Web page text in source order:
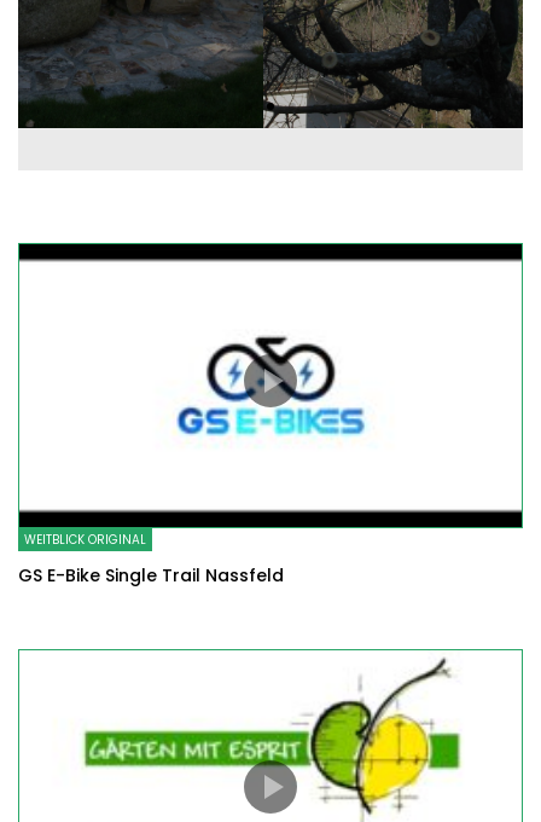
Pflanzenschutzmaßnahmen
getroffen werden.
mehr erfahren
WEITBLICK ORIGINAL
GS E-Bike Single Trail Nassfeld